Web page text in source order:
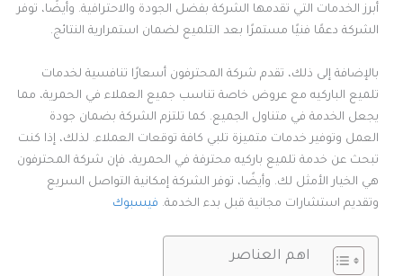
أبرز الخدمات التي تقدمها الشركة بفضل الجودة والاحترافية. وأيضًا، توفر
الشركة دعمًا فنيًا مستمرًا بعد التلميع لضمان استمرارية النتائج.
بالإضافة إلى ذلك، تقدم شركة المحترفون أسعارًا تنافسية لخدمات
تلميع الباركيه مع عروض خاصة تناسب جميع العملاء في الحمرية، مما
يجعل الخدمة في متناول الجميع. كما تلتزم الشركة بضمان جودة
العمل وتوفير خدمات متميزة تلبي كافة توقعات العملاء. لذلك، إذا كنت
تبحث عن خدمة تلميع باركيه محترفة في الحمرية، فإن شركة المحترفون
هي الخيار الأمثل لك. وأيضًا، توفر الشركة إمكانية التواصل السريع
وتقديم استشارات مجانية قبل بدء الخدمة. فيسبوك
اهم العناصر